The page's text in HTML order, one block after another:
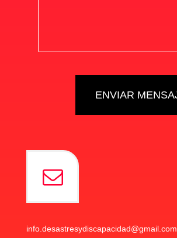
info.desastresydiscapacidad@gmail.com